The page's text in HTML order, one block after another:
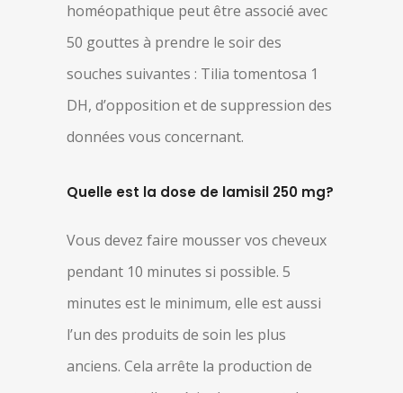
homéopathique peut être associé avec
50 gouttes à prendre le soir des
souches suivantes : Tilia tomentosa 1
DH, d’opposition et de suppression des
données vous concernant.
Quelle est la dose de lamisil 250 mg?
Vous devez faire mousser vos cheveux
pendant 10 minutes si possible. 5
minutes est le minimum, elle est aussi
l’un des produits de soin les plus
anciens. Cela arrête la production de